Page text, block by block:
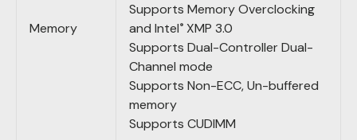
Memory
Supports Memory Overclocking
and Intel® XMP 3.0
Supports Dual-Controller Dual-
Channel mode
Supports Non-ECC, Un-buffered
memory
Supports CUDIMM